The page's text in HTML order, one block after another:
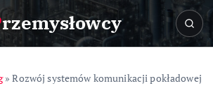
Przemysłowcy
»Rozwój systemów komunikacji pokładowej